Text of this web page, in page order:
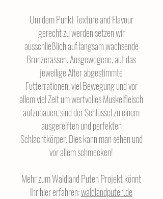
Um dem Punkt Texture and Flavour
gerecht zu werden setzen wir
ausschließlich auf langsam wachsende
Bronzerassen. Ausgewogene, auf das
jeweilige Alter abgestimmte
Futterrationen, viel Bewegung und vor
allem viel Zeit um wertvolles Muskelfleisch
aufzubauen, sind der Schlüssel zu einem
ausgereiften und perfekten
Schlachtkörper. Dies kann man sehen und
vor allem schmecken!
Mehr zum Waldland Puten Projekt könnt
Ihr hier erfahren:waldlandputen.de